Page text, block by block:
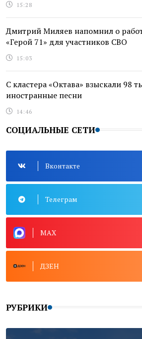
15:28
Дмитрий Миляев напомнил о
«Герой 71» для участников СВО
15:03
С кластера «Октава» взыскали 98
иностранные песни
14:46
СОЦИАЛЬНЫЕ СЕТИ
Вконтакте
Телеграм
MAX
ДЗЕН
РУБРИКИ